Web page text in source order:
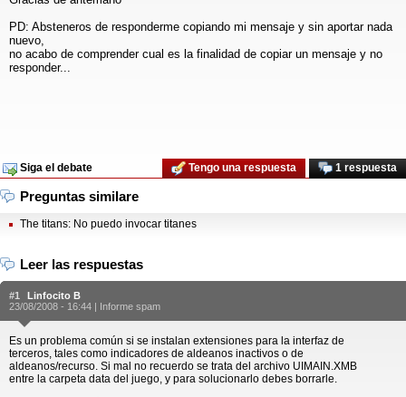
PD: Absteneros de responderme copiando mi mensaje y sin aportar nada
nuevo,
no acabo de comprender cual es la finalidad de copiar un mensaje y no
responder...
Siga el debate 1 respuesta
Tengo una respuesta
Preguntas similare
The titans: No puedo invocar titanes
Leer las respuestas
#1
Linfocito B
23/08/2008 - 16:44 | Informe spam
Es un problema común si se instalan extensiones para la interfaz de
terceros, tales como indicadores de aldeanos inactivos o de
aldeanos/recurso. Si mal no recuerdo se trata del archivo UIMAIN.XMB
entre la carpeta data del juego, y para solucionarlo debes borrarle.